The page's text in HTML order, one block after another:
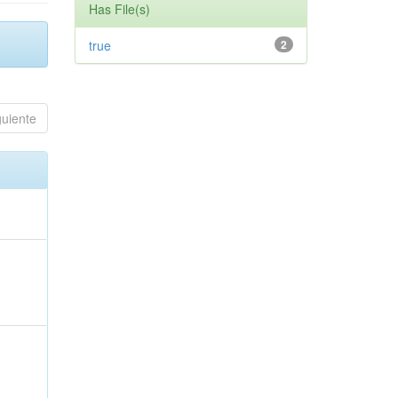
Has File(s)
2
true